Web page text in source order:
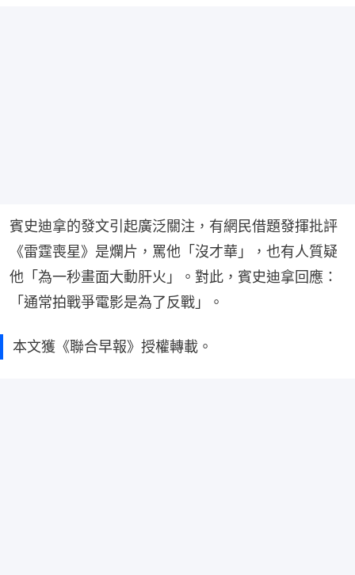
賓史迪拿的發文引起廣泛關注，有網民借題發揮批評
《雷霆喪星》是爛片，罵他「沒才華」，也有人質疑
他「為一秒畫面大動肝火」。對此，賓史迪拿回應：
「通常拍戰爭電影是為了反戰」。
本文獲《聯合早報》授權轉載。